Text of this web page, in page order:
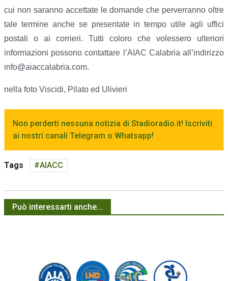
cui non saranno accettate le domande che perverranno oltre
tale termine anche se presentate in tempo utile agli uffici
postali o ai corrieri. Tutti coloro che volessero ulteriori
informazioni possono contattare l’AIAC Calabria all’indirizzo
info@aiaccalabria.com.
nella foto Viscidi, Pilato ed Ulivieri
Non perderti nessuna notizia di Stadioradio.it! Iscriviti
ai nostri canali Telegram o Whatsapp!
Tags AIACC
Può interessarti anche...